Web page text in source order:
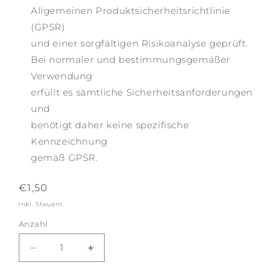
Allgemeinen Produktsicherheitsrichtlinie
(GPSR)
und einer sorgfältigen Risikoanalyse geprüft.
Bei normaler und bestimmungsgemäßer
Verwendung
erfüllt es sämtliche Sicherheitsanforderungen
und
benötigt daher keine spezifische
Kennzeichnung
gemäß GPSR.
Normaler
Preis
€1,50
Inkl. Steuern.
Anzahl
Anzahl
Verringere
die
Erhöhe
die